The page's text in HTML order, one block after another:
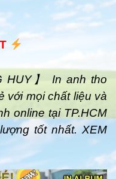
HUY】 In anh tho
với mọi chất liệu và
online tại TP.HCM
tốt nhất. XEM